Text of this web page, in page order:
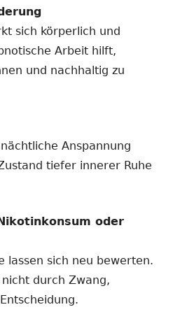
sich körperlich und
Arbeit hilft,
und nachhaltig zu
Anspannung
tiefer innerer Ruhe
oder
lassen sich neu bewerten.
durch Zwang,